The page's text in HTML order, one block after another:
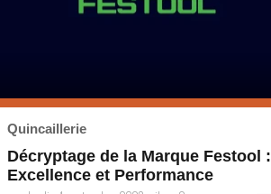
Quincaillerie
Décryptage de la Marque Festool :
Excellence et Performance